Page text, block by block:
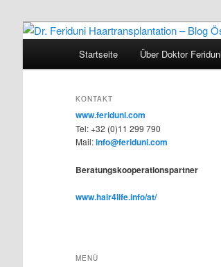
Dr. Feriduni
Österreich
Videos, Ergebnisse, Bilder
Startseite Über Doktor
KONTAKT
www.feriduni.com
Tel: +32 (0)11 299 790
Mail:info@feriduni.com
Beratungskooperationspartner
www.hair4life.info/at/
MENÜ